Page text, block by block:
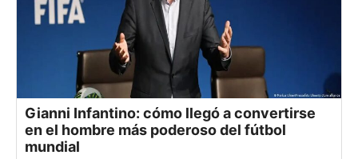
Grupo F
Sporting Cristal 6
Junior
20 Tigre 19
21 Defensa 19
19 -2
Sarmiento 19
Atl. Tucumán 19
25 Newell's
26 Central Córdoba 19 -12
27 Platense
Gianni Infantino: cómo llegó a convertirse
en el hombre más poderoso del fútbol
mundial